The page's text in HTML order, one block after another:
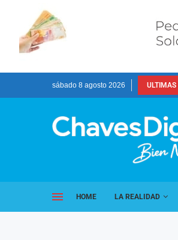
sábado 8 agosto 2026 ULTIMAS
HOME LA REALIDAD